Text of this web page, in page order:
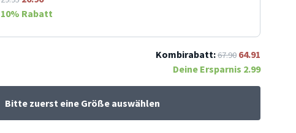
10% Rabatt
Kombirabatt:67.90 64.91
Deine Ersparnis 2.99
Bitte zuerst eine Größe auswählen